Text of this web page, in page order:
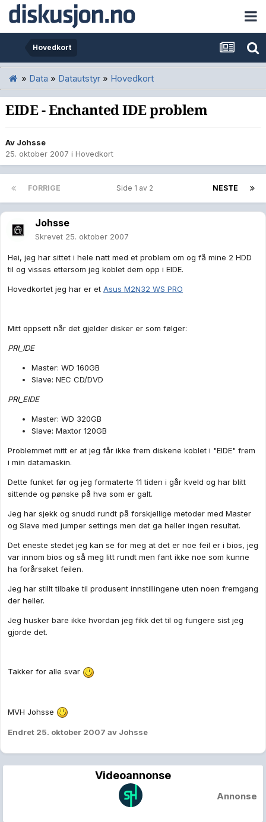
Hovedkort
» Data » Datautstyr » Hovedkort
EIDE - Enchanted IDE problem
Av Johsse
25. oktober 2007 i Hovedkort
FORRIGE NESTE
Side 1 av 2
Johsse
Skrevet 25. oktober 2007
Hei, jeg har sittet i hele natt med et problem om og få mine 2 HDD
til og visses ettersom jeg koblet dem opp i EIDE.
Hovedkortet jeg har er et Asus M2N32 WS PRO
Mitt oppsett når det gjelder disker er som følger:
PRI_IDE
Master: WD 160GB
Slave: NEC CD/DVD
PRI_EIDE
Master: WD 320GB
Slave: Maxtor 120GB
Problemmet mitt er at jeg får ikke frem diskene koblet i "EIDE" frem
i min datamaskin.
Dette funket før og jeg formaterte 11 tiden i går kveld og har blitt
sittende og pønske på hva som er galt.
Jeg har sjekk og snudd rundt på forskjellige metoder med Master
og Slave med jumper settings men det ga heller ingen resultat.
Det eneste stedet jeg kan se for meg at det er noe feil er i bios, jeg
var innom bios og så meg litt rundt men fant ikke noe som kunne
ha forårsaket feilen.
Jeg har stillt tilbake til produsent innstillingene uten noen fremgang
der heller.
Jeg husker bare ikke hvordan jeg fikk det til og fungere sist jeg
gjorde det.
Takker for alle svar
MVH Johsse
Endret 25. oktober 2007 av Johsse
Videoannonse
Annonse